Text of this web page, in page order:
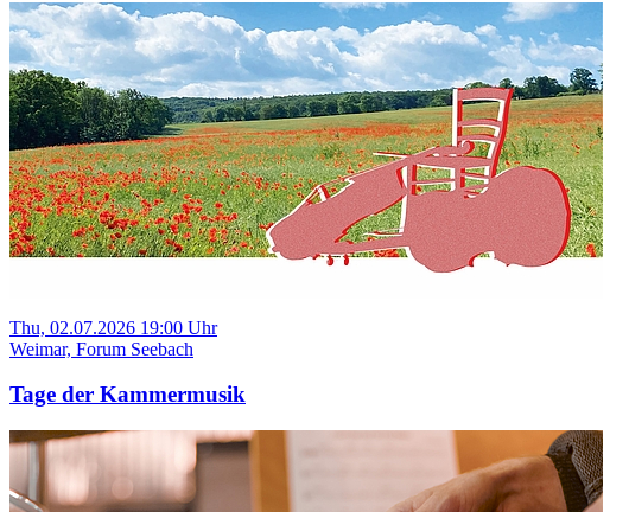
Thu, 02.07.2026 19:00 Uhr
Weimar, Forum Seebach
Tage der Kammermusik